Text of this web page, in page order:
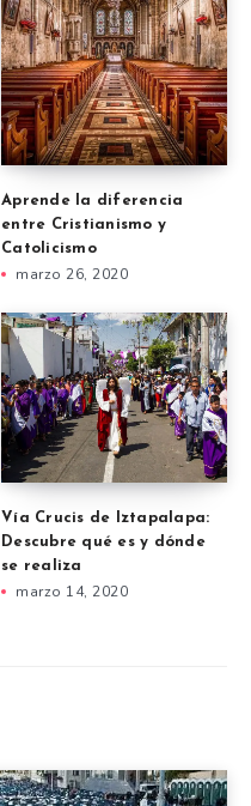
Aprende la diferencia
entre Cristianismo y
Catolicismo
marzo 26, 2020
Vía Crucis de Iztapalapa:
Descubre qué es y dónde
se realiza
marzo 14, 2020